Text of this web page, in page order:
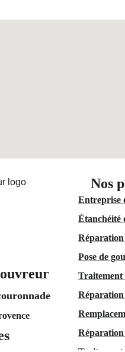
Nos
Entreprise
Étanchéité
Pose de
Traitement
Réparation
Réparation